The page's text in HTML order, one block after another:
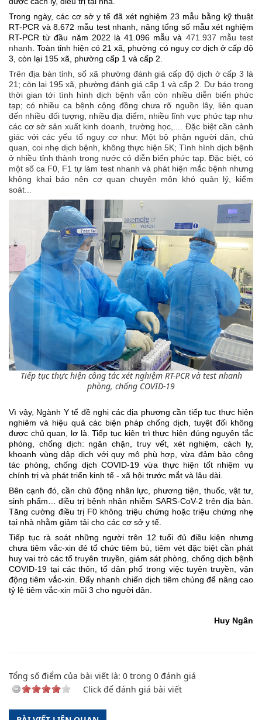
Trong ngày, các cơ sở y tế đã xét nghiệm 23 mẫu bằng kỹ thuật
RT-PCR và 8.672 mẫu test nhanh, nâng tổng số mẫu xét nghiệm
RT-PCR từ đầu năm 2022 là 41.096 mẫu và 471.937 mẫu test
nhanh. Toàn tỉnh hiện có 21 xã, phường có nguy cơ dịch ở cấp độ
3, còn lại 195 xã, phường cấp 1 và cấp 2.
Trên địa bàn tỉnh, số xã phường đánh giá cấp độ dịch ở cấp 3 là
21; còn lại 195 xã, phường đánh giá cấp 1 và cấp 2. Dự báo trong
thời gian tới tình hình dịch bệnh vẫn còn nhiều diễn biến phức
tạp; có nhiều ca bệnh cộng đồng chưa rõ nguồn lây, liên quan
đến nhiều đối tượng, nhiều địa điểm, nhiều lĩnh vực phức tạp như
các cơ sở sản xuất kinh doanh, trường học,.... Đặc biệt cần cảnh
giác với các yếu tố nguy cơ như: Một bộ phận người dân, chủ
quan, coi nhẹ dịch bệnh, không thực hiện 5K; Tình hình dịch bệnh
ở nhiều tỉnh thành trong nước có diễn biến phức tạp. Đặc biệt, có
một số ca F0, F1 tự làm test nhanh và phát hiện mắc bệnh nhưng
không khai báo nên cơ quan chuyên môn khó quản lý, kiểm
soát...
Tiếp tục thực hiện công tác xét nghiệm RT-PCR và test nhanh
phòng, chống COVID-19
Vì vậy, Ngành Y tế đề nghị các địa phương cần tiếp tục thực hiện
nghiêm và hiệu quả các biện pháp chống dịch, tuyệt đối không
được chủ quan, lơ là. Tiếp tục kiên trì thực hiện đúng nguyên tắc
phòng, chống dịch: ngăn chặn, truy vết, xét nghiệm, cách ly,
khoanh vùng dập dịch với quy mô phù hợp, vừa đảm bảo công
tác phòng, chống dịch COVID-19 vừa thực hiện tốt nhiệm vụ
chính trị và phát triển kinh tế - xã hội trước mắt và lâu dài.
Bên cạnh đó, cần chủ động nhân lực, phương tiện, thuốc, vật tư,
sinh phẩm… điều trị bệnh nhân nhiễm SARS-CoV-2 trên địa bàn.
Tăng cường điều trị F0 không triệu chứng hoặc triệu chứng nhẹ
tại nhà nhằm giảm tải cho các cơ sở y tế.
Tiếp tục rà soát những người trên 12 tuổi đủ điều kiện nhưng
chưa tiêm vắc-xin đẻ tổ chức tiêm bù, tiêm vét đặc biệt cần phát
huy vai trò các tổ truyên truyền, giám sát phòng, chống dịch bệnh
COVID-19 tại các thôn, tổ dân phố trong việc tuyên truyền, vận
động tiêm vắc-xin. Đẩy nhanh chiến dịch tiêm chủng để nâng cao
tỷ lệ tiêm vắc-xin mũi 3 cho người dân.
Huy Ngân
Tổng số điểm của bài viết là: 0 trong 0 đánh giá
Click để đánh giá bài viết